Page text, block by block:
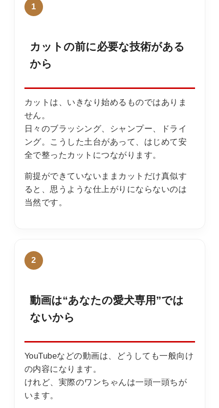
1
カットの前に必要な技術がある
から
カットは、いきなり始めるものではありま
せん。
日々のブラッシング、シャンプー、ドライ
ング。こうした土台があって、はじめて安
全で整ったカットにつながります。
前提ができていないままカットだけ真似す
ると、思うような仕上がりにならないのは
当然です。
2
動画は“あなたの愛犬専用”では
ないから
YouTubeなどの動画は、どうしても一般向け
の内容になります。
けれど、実際のワンちゃんは一頭一頭ちが
います。